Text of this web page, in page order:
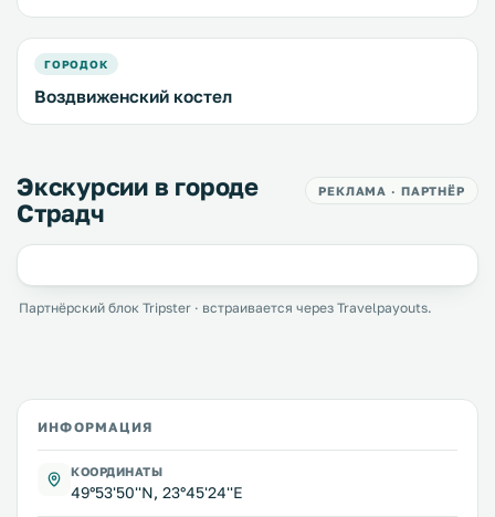
ГОРОДОК
Воздвиженский костел
Экскурсии в городе
Страдч
РЕКЛАМА · ПАРТНЁР
Партнёрский блок Tripster · встраивается через Travelpayouts.
ИНФОРМАЦИЯ
КООРДИНАТЫ
49°53'50''N, 23°45'24''E